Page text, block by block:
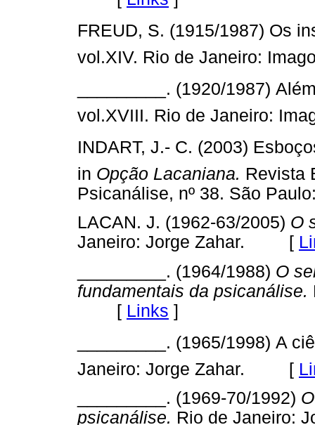
FREUD, S. (1915/1987) Os
vol.XIV. Rio de Janeiro:
_________. (1920/1987)
vol.XVIII. Rio de Janeiro:
INDART, J.- C. (2003)
in Opção Lacaniana. Revista
Psicanálise, nº 38. São
LACAN. J. (1962-63/2005) O
Janeiro: Jorge Zahar. [
_________. (1964/1988) O
fundamentais da psicanálise.
[ Links ]
_________. (1965/1998) A
Janeiro: Jorge Zahar. [
_________. (1969-70/1992)
psicanálise. Rio de